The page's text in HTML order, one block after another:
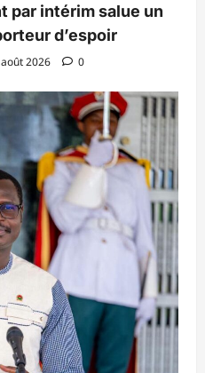
par intérim salue un
d’espoir
2026 0